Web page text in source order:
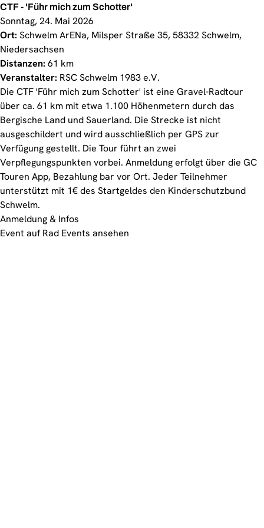
CTF - 'Führ mich zum Schotter'
Sonntag, 24. Mai 2026
Ort: Schwelm ArENa, Milsper Straße 35, 58332 Schwelm,
Niedersachsen
Distanzen: 61 km
Veranstalter: RSC Schwelm 1983 e.V.
Die CTF 'Führ mich zum Schotter' ist eine Gravel-Radtour
über ca. 61 km mit etwa 1.100 Höhenmetern durch das
Bergische Land und Sauerland. Die Strecke ist nicht
ausgeschildert und wird ausschließlich per GPS zur
Verfügung gestellt. Die Tour führt an zwei
Verpflegungspunkten vorbei. Anmeldung erfolgt über die GC
Touren App, Bezahlung bar vor Ort. Jeder Teilnehmer
unterstützt mit 1€ des Startgeldes den Kinderschutzbund
Schwelm.
Anmeldung & Infos
Event auf Rad Events ansehen